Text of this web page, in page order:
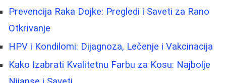
Prevencija Raka Dojke: Pregledi i Saveti za Rano
Otkrivanje
HPV i Kondilomi: Dijagnoza, Lečenje i Vakcinacija
Kako Izabrati Kvalitetnu Farbu za Kosu: Najbolje